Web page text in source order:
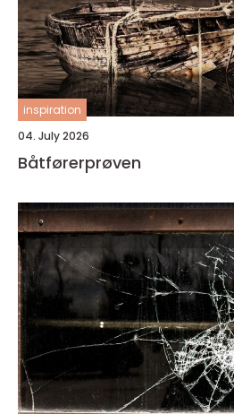
inspiration
04. July 2026
Båtførerprøven